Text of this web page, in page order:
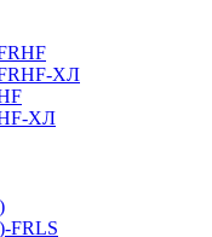
ХЛ
ХЛ
FRLS